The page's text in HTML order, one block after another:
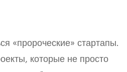
«пророческие» стартапы.
которые не просто